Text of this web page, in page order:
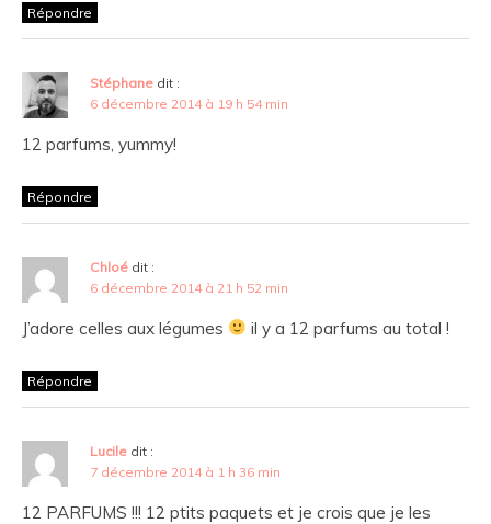
Répondre
Stéphane dit :
6 décembre 2014 à 19 h 54 min
12 parfums, yummy!
Répondre
Chloé dit :
6 décembre 2014 à 21 h 52 min
J’adore celles aux légumes il y a 12 parfums au total !
Répondre
Lucile dit :
7 décembre 2014 à 1 h 36 min
12 PARFUMS !!! 12 ptits paquets et je crois que je les